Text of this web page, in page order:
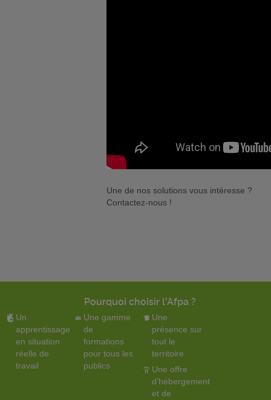
Une de nos solutions vous intéresse ?
Contactez-nous !
Pourquoi choisir l'Afpa ?
Un
apprentissage
en situation
réelle de
travail
Une gamme
de
formations
pour tous les
publics
Une
présence sur
tout le
territoire
Une offre
d'hébergement
et de